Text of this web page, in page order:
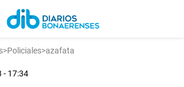
>Policiales>azafata
- 17:34